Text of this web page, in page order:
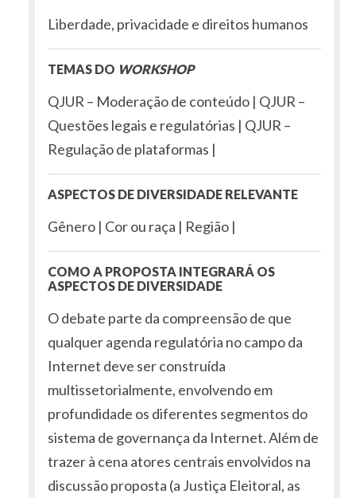
Liberdade, privacidade e direitos humanos
TEMAS DO WORKSHOP
QJUR – Moderação de conteúdo | QJUR –
Questões legais e regulatórias | QJUR –
Regulação de plataformas |
ASPECTOS DE DIVERSIDADE RELEVANTE
Gênero | Cor ou raça | Região |
COMO A PROPOSTA INTEGRARÁ OS
ASPECTOS DE DIVERSIDADE
O debate parte da compreensão de que
qualquer agenda regulatória no campo da
Internet deve ser construída
multissetorialmente, envolvendo em
profundidade os diferentes segmentos do
sistema de governança da Internet. Além de
trazer à cena atores centrais envolvidos na
discussão proposta (a Justiça Eleitoral, as